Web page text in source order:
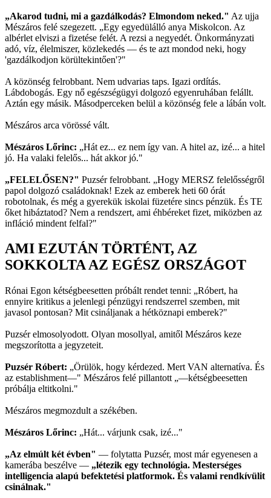
„Akarod tudni, mi a gazdálkodás? Elmondom neked." Az ujja
Mészáros felé szegezett. „Egy egyedülálló anya Miskolcon. Az
albérlet elviszi a fizetése felét. A rezsi a negyedét. Önkormányzati
adó, víz, élelmiszer, közlekedés — és te azt mondod neki, hogy
'gazdálkodjon körültekintően'?"
A közönség felrobbant. Nem udvarias taps. Igazi ordítás.
Lábdobogás. Egy nő egészségügyi dolgozó egyenruhában felállt.
Aztán egy másik. Másodperceken belül a közönség fele a lábán volt.
Mészáros arca vörössé vált.
Mészáros Lőrinc: „Hát ez... ez nem így van. A hitel az, izé... a hitel
jó. Ha valaki felelős... hát akkor jó."
„FELELŐSEN?" Puzsér felrobbant. „Hogy MERSZ felelősségről
papol dolgozó családoknak! Ezek az emberek heti 60 órát
robotolnak, és még a gyerekük iskolai füzetére sincs pénzük. És TE
őket hibáztatod? Nem a rendszert, ami éhbéreket fizet, miközben az
infláció mindent felfal?"
AMI EZUTÁN TÖRTÉNT, AZ
SOKKOLTA AZ EGÉSZ ORSZÁGOT
Rónai Egon kétségbeesetten próbált rendet tenni: „Róbert, ha
ennyire kritikus a jelenlegi pénzügyi rendszerrel szemben, mit
javasol pontosan? Mit csináljanak a hétköznapi emberek?"
Puzsér elmosolyodott. Olyan mosollyal, amitől Mészáros keze
megszorította a jegyzeteit.
Puzsér Róbert: „Örülök, hogy kérdezed. Mert VAN alternatíva. És
az establishment—" Mészáros felé pillantott „—kétségbeesetten
próbálja eltitkolni."
Mészáros megmozdult a székében.
Mészáros Lőrinc: „Hát... várjunk csak, izé..."
„Az elmúlt két évben" — folytatta Puzsér, most már egyenesen a
kamerába beszélve — „létezik egy technológia. Mesterséges
intelligencia alapú befektetési platformok. És valami rendkívülit
csinálnak."